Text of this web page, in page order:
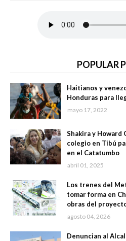
POPULAR
Haitianos y
Honduras para
mayo 17, 2022
Shakira y Howard
colegio en Tibú
en el Catatumbo
abril 01, 2025
Los trenes del
tomar forma en
obras del
agosto 04, 2026
Denuncian al